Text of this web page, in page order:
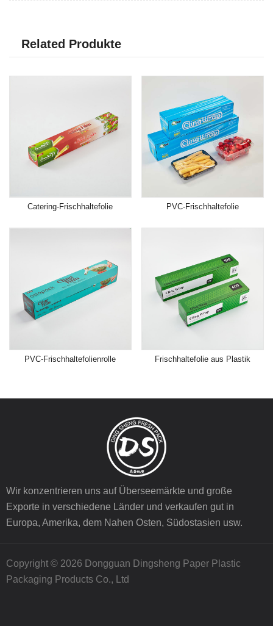
Related Produkte
Catering-Frischhaltefolie PVC-Frischhaltefolie
PVC-Frischhaltefolienrolle Frischhaltefolie aus Plastik
Wir konzentrieren uns auf Überseemärkte und große
Exporte in verschiedene Länder und verkaufen gut in
Europa, Amerika, dem Nahen Osten, Südostasien usw.
Copyright © 2026 Dongguan Dingsheng Paper Plastic
Packaging Products Co., Ltd